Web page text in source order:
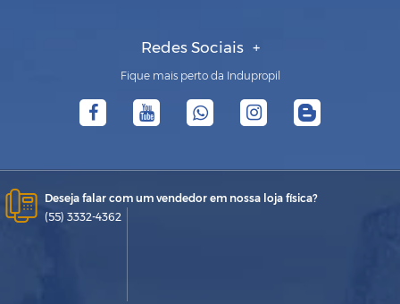
Redes Sociais
Fique mais perto da Indupropil
Deseja falar com um vendedor em nossa loja física?
(55) 3332-4362